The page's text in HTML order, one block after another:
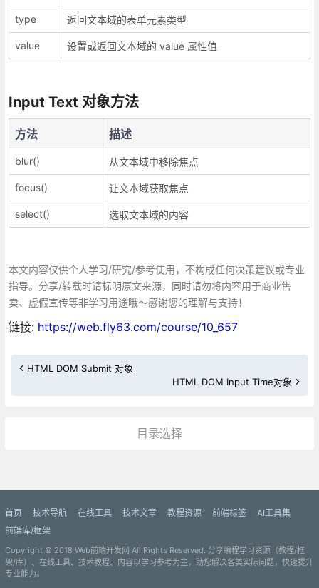
type 返回文本域的表单元素类型
value 设置或返回文本域的 value 属性值
Input Text 对象方法
方法 描述
blur() 从文本域中移除焦点
focus() 让文本域获取焦点
select() 选取文本域的内容
本文内容仅供个人学习/研究/参考使用，不构成任何决策建议或专业
指导。分享/转载时请标明原文来源，同时请勿将内容用于商业售
卖、虚假宣传等非学习用途哦～感谢您的理解与支持！
链接: https://web.fly63.com/course/10_657
HTML DOM Submit 对象
HTML DOM Input Time对象
目录选择
首页 技术导航 在线工具 技术文章 教程资源 前端标签
AI工具集
前端库/框架